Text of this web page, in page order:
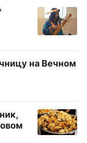
на Вечном